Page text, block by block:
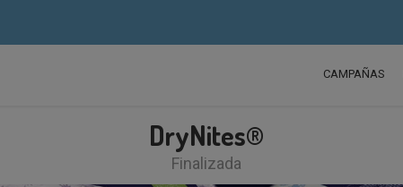
CAMPAÑAS
DryNites®
Finalizada